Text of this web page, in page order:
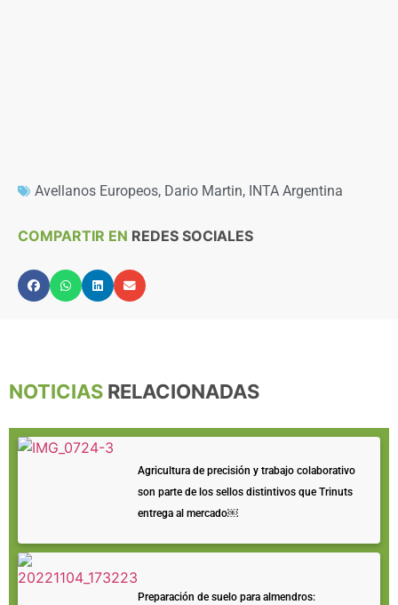
Avellanos Europeos, Dario Martin, INTA Argentina
COMPARTIR EN REDES SOCIALES
NOTICIAS RELACIONADAS
Agricultura de precisión y trabajo colaborativo
son parte de los sellos distintivos que Trinuts
entrega al mercado￼
Preparación de suelo para almendros: